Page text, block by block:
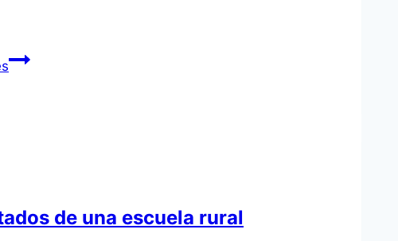
de una escuela rural